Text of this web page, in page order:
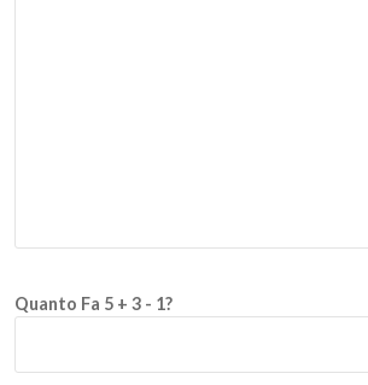
Quanto Fa 5 + 3 - 1?